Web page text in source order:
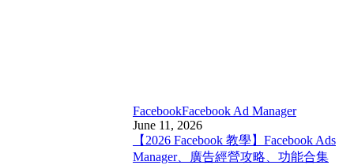
FacebookFacebook Ad Manager
June 11, 2026
【2026 Facebook 教學】Facebook Ads
Manager、廣告經營攻略、功能合集